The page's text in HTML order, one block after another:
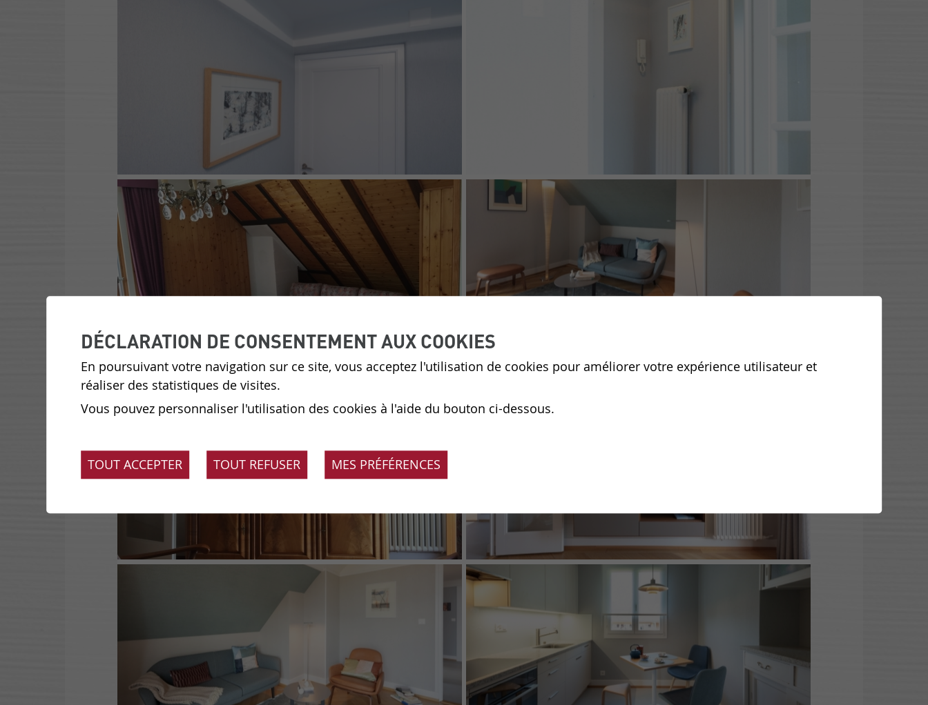
DÉCLARATION DE CONSENTEMENT AUX COOKIES
En poursuivant votre navigation sur ce site, vous acceptez l'utilisation de cookies pour améliorer votre expérience utilisateur et
réaliser des statistiques de visites.
Vous pouvez personnaliser l'utilisation des cookies à l'aide du bouton ci-dessous.
TOUT ACCEPTER TOUT REFUSER MES PRÉFÉRENCES